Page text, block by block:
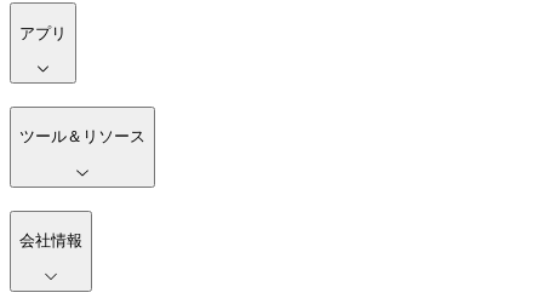
アプリ
ツール＆リソース
会社情報